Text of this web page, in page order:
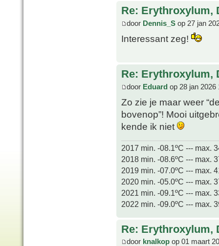
Re: Erythroxylum,
door Dennis_S op 27 jan
Interessant zeg!
Re: Erythroxylum,
door Eduard op 28 jan 2026
Zo zie je maar weer
bovenop”! Mooi
kende ik niet
2017 min. -08.1ºC --- max.
2018 min. -08.6ºC --- max.
2019 min. -07.0ºC --- max.
2020 min. -05.0ºC --- max.
2021 min. -09.1ºC --- max.
2022 min. -09.0ºC --- max.
Re: Erythroxylum,
door knalkop op 01 maart